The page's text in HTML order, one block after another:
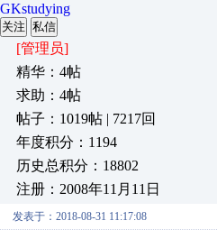
GKstudying
关注 私信
[管理员]
精华：4帖
求助：4帖
帖子：1019帖 | 7217回
年度积分：1194
历史总积分：18802
注册：2008年11月11日
发表于：2018-08-31 11:17:08